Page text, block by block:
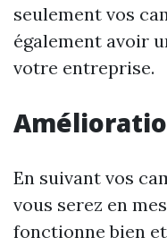
seulement vos
également avoir
votre entreprise.
En suivant vos
vous serez en
fonctionne bien